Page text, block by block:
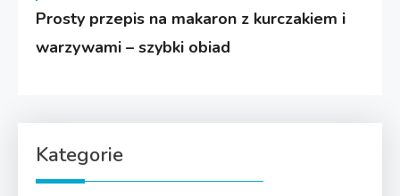
Prosty przepis na makaron z kurczakiem i
warzywami – szybki obiad
Kategorie